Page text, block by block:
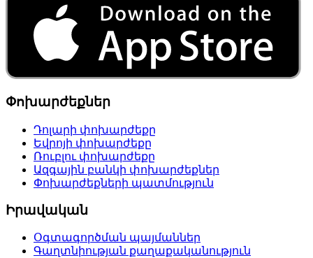
Փոխարժեքներ
Դոլարի փոխարժեքը
Եվրոյի փոխարժեքը
Ռուբլու փոխարժեքը
Ազգային բանկի փոխարժեքներ
Փոխարժեքների պատմություն
Իրավական
Օգտագործման պայմաններ
Գաղտնիության քաղաքականություն